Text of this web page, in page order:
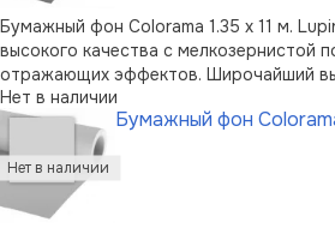
Бумажный фон Colorama 1.35 x 11 м.
высокого качества с мелкозернистой
отражающих эффектов. Широчайший
пользуется огромной популярностью
Можно перерабатывать вторично.
хранение в случае применения …
Нет в наличии
Бумажный фон